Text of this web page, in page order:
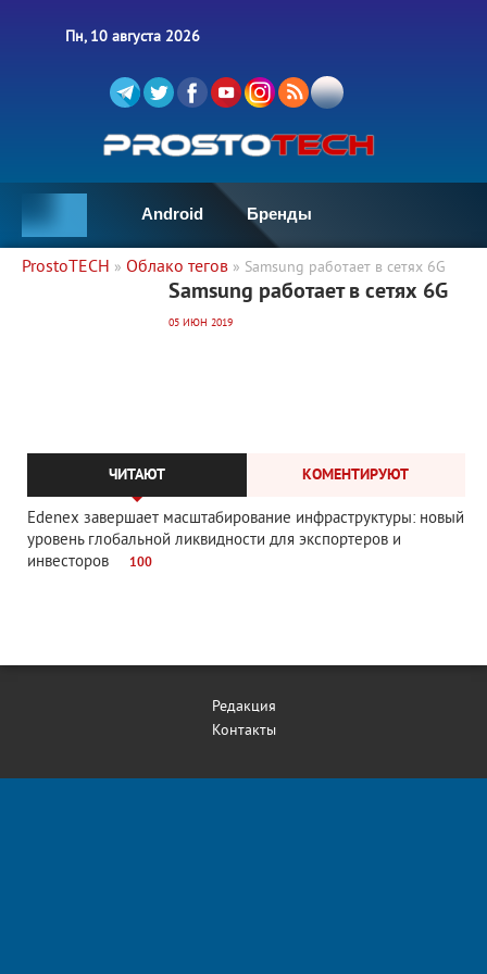
Пн, 10 августа 2026
Android Бренды
ProstoTECH » Облако тегов » Samsung работает в сетях 6G
3 390 0
Samsung работает в сетях 6G
05 ИЮН 2019
ЧИТАЮТ КОМЕНТИРУЮТ
Edenex завершает масштабирование инфраструктуры: новый
уровень глобальной ликвидности для экспортеров и
инвесторов
100
Редакция
Контакты